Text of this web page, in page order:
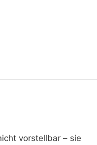
vorstellbar – sie